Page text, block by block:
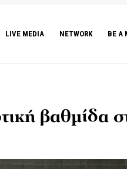
LIVE MEDIA NETWORK BE A
βαθμίδα